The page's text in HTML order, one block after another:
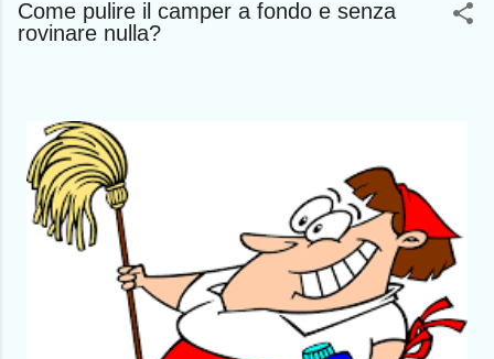
Come pulire il camper a fondo e senza
rovinare nulla?